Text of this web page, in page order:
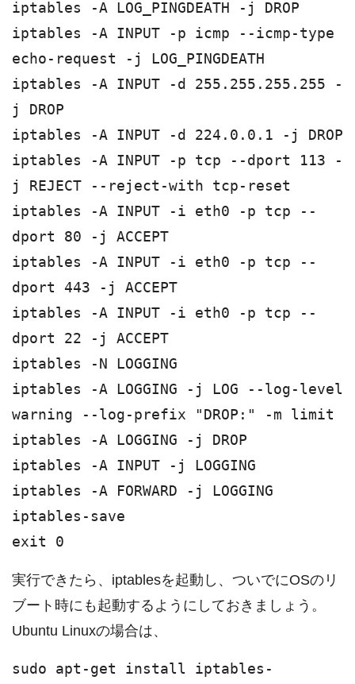
iptables -A LOG_PINGDEATH -j DROP
iptables -A INPUT -p icmp --icmp-type
echo-request -j LOG_PINGDEATH
iptables -A INPUT -d 255.255.255.255 -
j DROP
iptables -A INPUT -d 224.0.0.1 -j DROP
iptables -A INPUT -p tcp --dport 113 -
j REJECT --reject-with tcp-reset
iptables -A INPUT -i eth0 -p tcp --
dport 80 -j ACCEPT
iptables -A INPUT -i eth0 -p tcp --
dport 443 -j ACCEPT
iptables -A INPUT -i eth0 -p tcp --
dport 22 -j ACCEPT
iptables -N LOGGING
iptables -A LOGGING -j LOG --log-level
warning --log-prefix "DROP:" -m limit
iptables -A LOGGING -j DROP
iptables -A INPUT -j LOGGING
iptables -A FORWARD -j LOGGING
iptables-save
exit 0
実行できたら、iptablesを起動し、ついでにOSのリ
ブート時にも起動するようにしておきましょう。
Ubuntu Linuxの場合は、
sudo apt-get install iptables-